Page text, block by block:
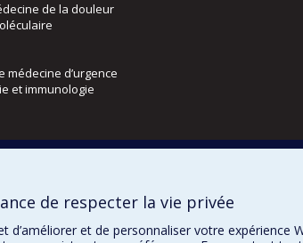
de la douleur
d’urgence
et immunologie
de respecter la vie privée
d’améliorer et de personnaliser votre